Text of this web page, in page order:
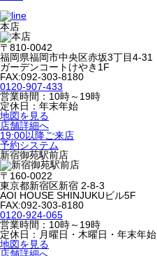
本店
〒810-0042
福岡県福岡市中央区赤坂3丁目4-31
ガーデンコートけやき1F
FAX:092-303-8180
0120-907-433
営業時間：10時～19時
定休日：年末年始
地図を見る
店舗詳細へ
19:00以降ご来店
予約システム
新宿御苑駅前店
〒160-0022
東京都新宿区新宿 2-8-3
AOI HOUSE SHINJUKUビル5F
FAX:092-303-8180
0120-924-065
営業時間：10時～19時
定休日：月曜日・木曜日・年末年始
地図を見る